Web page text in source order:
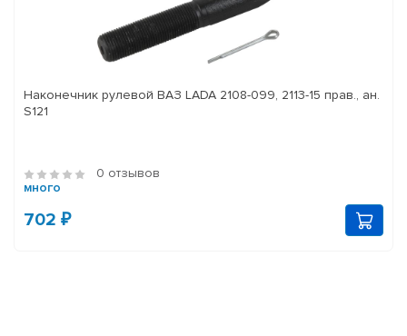
Наконечник рулевой ВАЗ LADA 2108-099, 2113-15 прав., ан.
S121
0 отзывов
много
702 ₽